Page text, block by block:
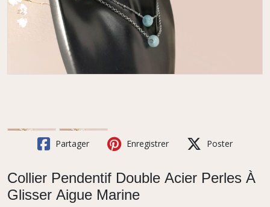
Partager Enregistrer Poster
Collier Pendentif Double Acier Perles À
Glisser Aigue Marine